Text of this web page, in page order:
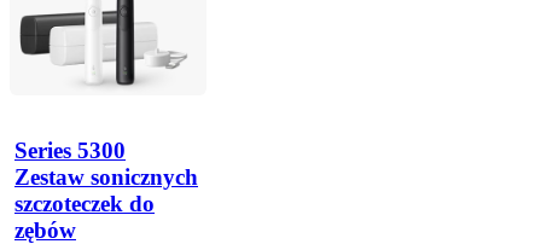
Series 5300
Zestaw sonicznych
szczoteczek do
zębów